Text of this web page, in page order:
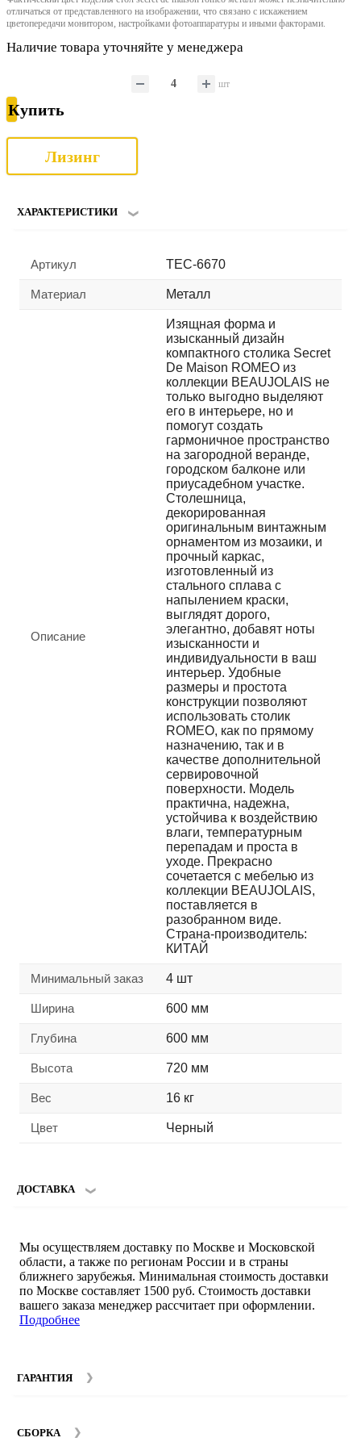
отличаться от представленного на изображении, что связано с искажением
цветопередачи монитором, настройками фотоаппаратуры и иными факторами.
Наличие товара уточняйте у менеджера
шт
Купить
Лизинг
ХАРАКТЕРИСТИКИ
Артикул TEC-6670
Материал Металл
Описание
Изящная форма и
изысканный дизайн
компактного столика Secret
De Maison ROMEO из
коллекции BEAUJOLAIS не
только выгодно выделяют
его в интерьере, но и
помогут создать
гармоничное пространство
на загородной веранде,
городском балконе или
приусадебном участке.
Столешница,
декорированная
оригинальным винтажным
орнаментом из мозаики, и
прочный каркас,
изготовленный из
стального сплава с
напылением краски,
выглядят дорого,
элегантно, добавят ноты
изысканности и
индивидуальности в ваш
интерьер. Удобные
размеры и простота
конструкции позволяют
использовать столик
ROMEO, как по прямому
назначению, так и в
качестве дополнительной
сервировочной
поверхности. Модель
практична, надежна,
устойчива к воздействию
влаги, температурным
перепадам и проста в
уходе. Прекрасно
сочетается с мебелью из
коллекции BEAUJOLAIS,
поставляется в
разобранном виде.
Страна-производитель:
КИТАЙ
Минимальный заказ 4 шт
Ширина 600 мм
Глубина 600 мм
Высота 720 мм
Вес 16 кг
Цвет Черный
ДОСТАВКА
Мы осуществляем доставку по Москве и Московской
области, а также по регионам России и в страны
ближнего зарубежья. Минимальная стоимость доставки
по Москве составляет 1500 руб. Стоимость доставки
вашего заказа менеджер рассчитает при оформлении.
Подробнее
ГАРАНТИЯ
составляет 12 месяцев с момента покупки при
СБОРКА